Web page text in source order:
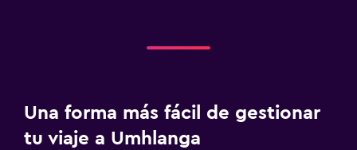
Una forma más fácil de gestionar
tu viaje a Umhlanga